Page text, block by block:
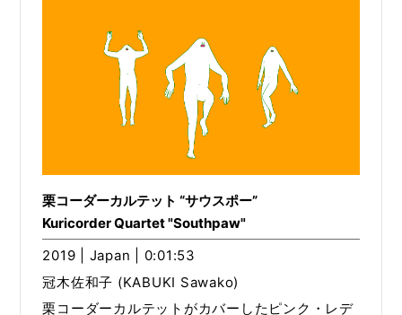
栗コーダーカルテット “サウスポー”
Kuricorder Quartet "Southpaw"
2019 | Japan | 0:01:53
冠木佐和子 (KABUKI Sawako)
栗コーダーカルテットがカバーしたピンク・レデ